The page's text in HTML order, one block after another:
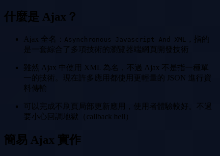
什麼是 Ajax？
Ajax 全名： Asynchronous Javascript And XML ，指的
是一套綜合了多項技術的瀏覽器端網頁開發技術
雖然 Ajax 中使用 XML 為名，不過 Ajax 不是指一種單
一的技術。現在許多應用都使用更輕量的 JSON 進行資
料傳輸
可以完成不刷頁局部更新應用，使用者體驗較好。不過
要小心回調地獄（callback hell）
簡易 Ajax 實作